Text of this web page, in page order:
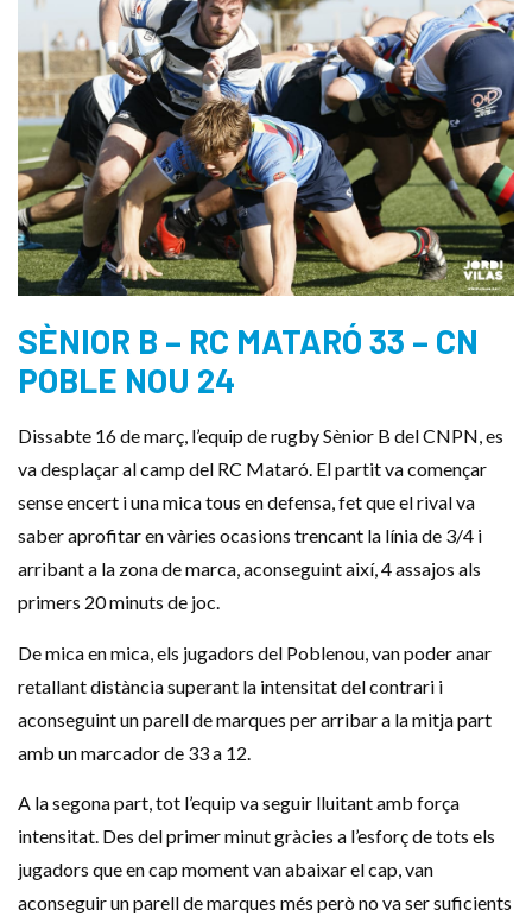
SÈNIOR B – RC MATARÓ 33 – CN
POBLE NOU 24
Dissabte 16 de març, l’equip de rugby Sènior B del CNPN, es
va desplaçar al camp del RC Mataró. El partit va començar
sense encert i una mica tous en defensa, fet que el rival va
saber aprofitar en vàries ocasions trencant la línia de 3/4 i
arribant a la zona de marca, aconseguint així, 4 assajos als
primers 20 minuts de joc.
De mica en mica, els jugadors del Poblenou, van poder anar
retallant distància superant la intensitat del contrari i
aconseguint un parell de marques per arribar a la mitja part
amb un marcador de 33 a 12.
A la segona part, tot l’equip va seguir lluitant amb força
intensitat. Des del primer minut gràcies a l’esforç de tots els
jugadors que en cap moment van abaixar el cap, van
aconseguir un parell de marques més però no va ser suficients